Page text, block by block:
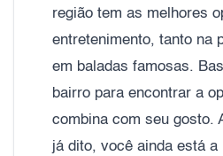
região tem as melhores
entretenimento, tanto na
em baladas famosas.
bairro para encontrar a
combina com seu gosto.
já dito, você ainda está a